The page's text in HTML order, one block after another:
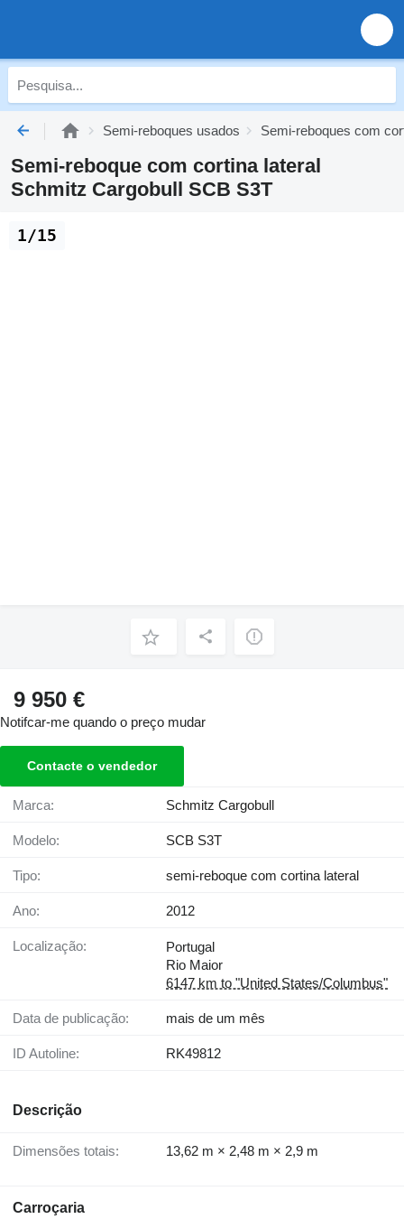
Semi-reboques usados Semi-reboques com
Semi-reboque com cortina lateral
Schmitz Cargobull SCB S3T
1/15
9 950 €
Notifcar-me quando o preço mudar
Contacte o vendedor
Marca: Schmitz Cargobull
Modelo: SCB S3T
Tipo: semi-reboque com cortina lateral
Ano: 2012
Localização:
Portugal
Rio Maior
6147 km to "United States/Columbus"
Data de publicação: mais de um mês
ID Autoline: RK49812
Descrição
Dimensões totais: 13,62 m × 2,48 m × 2,9 m
Carroçaria